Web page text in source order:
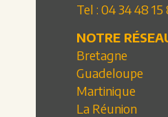
Tel : 04 34 48 15
NOTRE
Bretagne
Guadeloupe
Martinique
La Réunion